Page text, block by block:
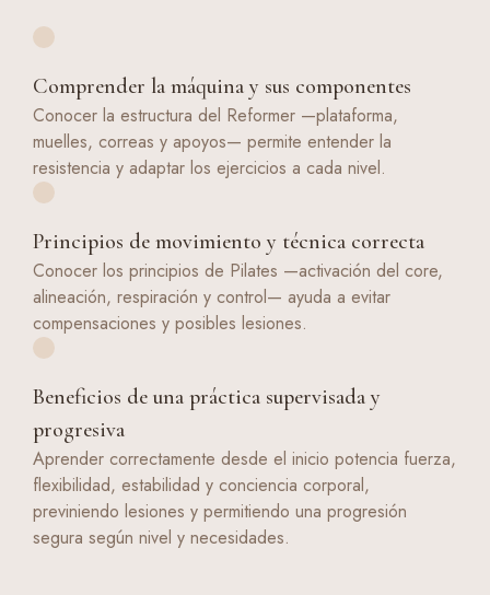
Comprender la máquina y sus componentes
Conocer la estructura del Reformer —plataforma,
muelles, correas y apoyos— permite entender la
resistencia y adaptar los ejercicios a cada nivel.
Principios de movimiento y técnica correcta
Conocer los principios de Pilates —activación del core,
alineación, respiración y control— ayuda a evitar
compensaciones y posibles lesiones.
Beneficios de una práctica supervisada y
progresiva
Aprender correctamente desde el inicio potencia fuerza,
flexibilidad, estabilidad y conciencia corporal,
previniendo lesiones y permitiendo una progresión
segura según nivel y necesidades.